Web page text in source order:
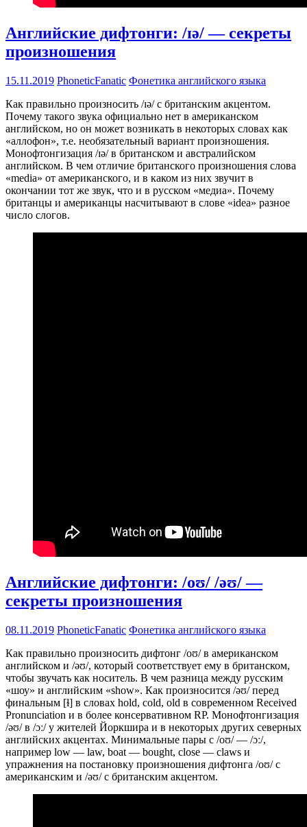
Английские дифтонги: /ɪə/ — секреты
произношения
15.11.2019 PhoneticFanatic Фонетика английского языка
Как правильно произносить /ɪə/ с британским акцентом.
Почему такого звука официально нет в американском
английском, но он может возникать в некоторых словах как
«аллофон», т.е. необязательный вариант произношения.
Монофтонгизация /ɪə/ в британском и австралийском
английском. В чем отличие британского произношения слова
«media» от американского, и в каком из них звучит в
окончании тот же звук, что и в русском «медиа». Почему
британцы и американцы насчитывают в слове «idea» разное
число слогов.
Английские дифтонги: /oʊ/ /əʊ/ —
секреты произношения
08.11.2019 PhoneticFanatic Фонетика английского языка
Как правильно произносить дифтонг /oʊ/ в американском
английском и /əʊ/, который соответствует ему в британском,
чтобы звучать как носитель. В чем разница между русским
«шоу» и английским «show». Как произносится /əʊ/ перед
финальным [ɫ] в словах hold, cold, old в современном Received
Pronunciation и в более консервативном RP. Монофтонгизация
/əʊ/ в /ɔː/ у жителей Йоркшира и в некоторых других северных
английских акцентах. Минимальные пары с /oʊ/ — /ɔː/,
например low — law, boat — bought, close — claws и
упражнения на постановку произношения дифтонга /oʊ/ с
американским и /əʊ/ с британским акцентом.